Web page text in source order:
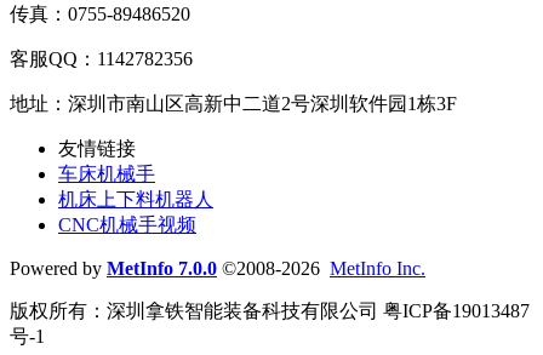
传真：0755-89486520
客服QQ：1142782356
地址：深圳市南山区高新中二道2号深圳软件园1栋3F
友情链接
车床机械手
机床上下料机器人
CNC机械手视频
Powered by MetInfo 7.0.0 ©2008-2026 MetInfo Inc.
版权所有：深圳拿铁智能装备科技有限公司 粤ICP备19013487
号-1